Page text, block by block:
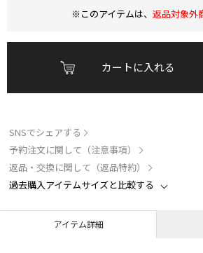
※このアイテムは、 返品対象外
カートに入れる
SNSでシェアする
予約注文に関して（注意事項）
返品・交換に関して（返品特約）
過去購入アイテムサイズと比較する
アイテム詳細